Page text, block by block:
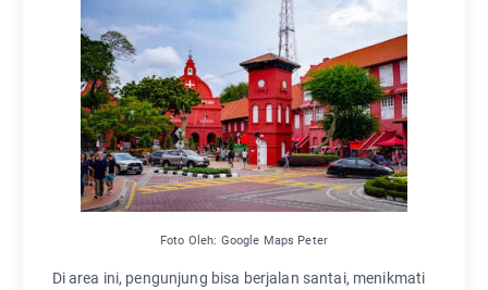
Foto Oleh: Google Maps Peter
Di area ini, pengunjung bisa berjalan santai, menikmati